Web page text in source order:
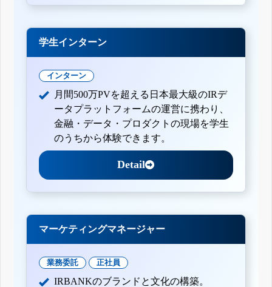
学生インターン
インターン
月間500万PVを超える日本最大級のIRデ
ータプラットフォームの運営に携わり、
金融・データ・プロダクトの現場を学生
のうちから体験できます。
Detail
マーケティングマネージャー
業務委託 正社員
IRBANKのブランドと文化の構築。